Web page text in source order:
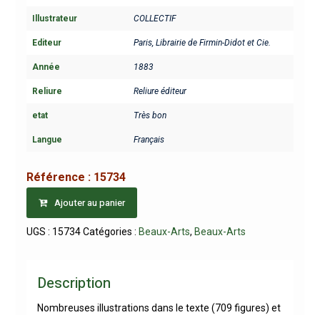
Illustrateur COLLECTIF
Editeur Paris, Librairie de Firmin-Didot et Cie.
Année 1883
Reliure Reliure éditeur
etat Très bon
Langue Français
Référence : 15734
Ajouter au panier
UGS : 15734 Catégories : Beaux-Arts, Beaux-Arts
Description
Nombreuses illustrations dans le texte (709 figures) et